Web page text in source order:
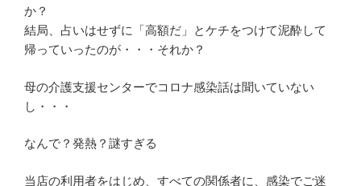
か？
結局、占いはせずに「高額だ」とケチをつけて泥酔して
帰っていったのが・・・それか？
母の介護支援センターでコロナ感染話は聞いていない
し・・・
なんで？発熱？謎すぎる
当店の利用者をはじめ、すべての関係者に、感染でご迷